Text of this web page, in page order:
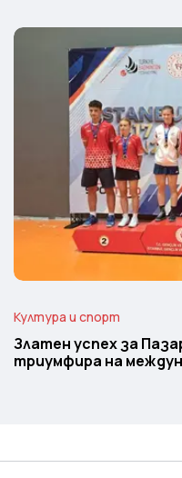
Култура и спорт
Златен успех за
триумфира на